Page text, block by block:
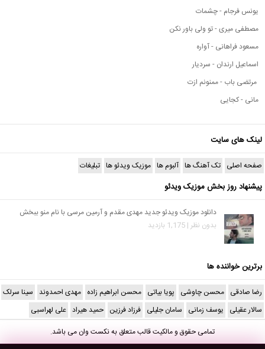
یونس فرجام - چشمات
مصطفی میری - تو ولی باور نکن
مسعود فراهانی - آواره
اسماعیل ارندان - سردیار
مرتضی باب - ممنونم ازت
مانی - کجایی
لینک های سایت
صفحه اصلی تک آهنگ ها آلبوم ها موزیک ویدئو ها تبلیغات
پیشنهاد روز بخش موزیک ویدئو
دانلود موزیک ویدئو جدید مهدی مقدم و آرمین مرسی با نام منو ببخش
بدون نظر | 1,175 بازدید
برترین خواننده ها
رضا صادقی محسن چاوشی پویا بیاتی محسن ابراهیم زاده مهدی احمدوند سینا سرلک
سالار عقیلی یوسف زمانی سامان جلیلی فرزاد فرزین حمید هیراد علی لهراسبی
تمامی حقوق و مالکیت قالب متعلق بهنکست وانمی باشد.